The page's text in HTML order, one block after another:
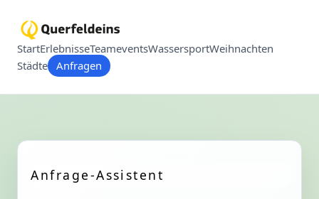
StartErlebnisseTeameventsWassersportWeihnachten
Städte Anfragen
Anfrage-Assistent